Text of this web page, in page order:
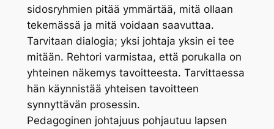
sidosryhmien pitää ymmärtää, mitä ollaan
tekemässä ja mitä voidaan saavuttaa.
Tarvitaan dialogia; yksi johtaja yksin ei tee
mitään. Rehtori varmistaa, että porukalla on
yhteinen näkemys tavoitteesta. Tarvittaessa
hän käynnistää yhteisen tavoitteen
synnyttävän prosessin.
Pedagoginen johtajuus pohjautuu lapsen